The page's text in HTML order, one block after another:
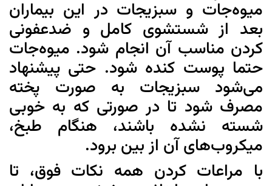
میوه‌جات و سبزیجات در این بیماران
بعد از شستشوی کامل و ضدعفونی
کردن مناسب آن انجام شود. میوه‌جات
حتما پوست کنده شود. حتی پیشنهاد
می‌شود سبزیجات به صورت پخته
مصرف شود تا در صورتی که به خوبی
شسته نشده باشند، هنگام طبخ،
میکروب‌های آن از بین برود.
با مراعات کردن همه نکات فوق، تا